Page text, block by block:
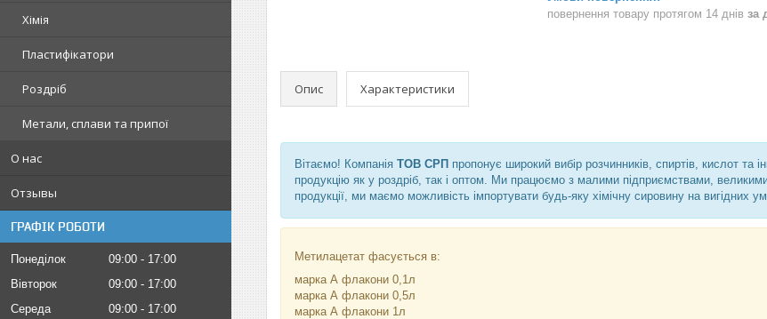
Хімія
Пластифікатори
Роздріб
Метали, сплави та припої
О нас
Отзывы
ГРАФІК РОБОТИ
Понеділок 09:00
17:00
Вівторок
09:00
17:00
Середа
09:00
17:00
повернення товару протягом 14 днів за
Опис Характеристики
Вітаємо! Компанія ТОВ СРП пропонує широкий вибір розчинників, спиртів, кислот та
продукцію як у роздріб, так і оптом. Ми працюємо з малими підприємствами,
продукції, ми маємо можливість імпортувати будь-яку хімічну сировину на вигідних
Метилацетат фасується в:
марка А флакони 0,1л
марка А флакони 0,5л
марка А флакони 1л